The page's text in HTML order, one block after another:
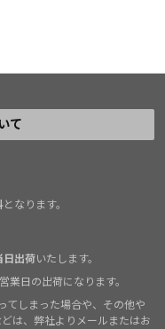
て
となります。
日出荷いたします。
業日の出荷になります。
てしまった場合や、その他や
は、弊社よりメールまたはお